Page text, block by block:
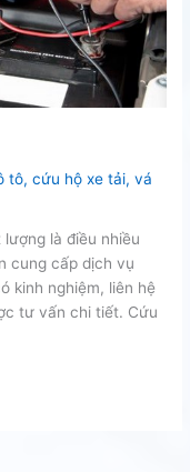
tô,cứu hộ xe tải,vá
là điều nhiều
cung cấp dịch vụ
kinh nghiệm, liên hệ
tư vấn chi tiết. Cứu